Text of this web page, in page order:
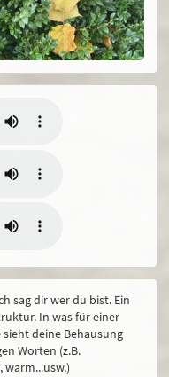
sag dir wer du bist. Ein
In was für einer
deine Behausung
Worten (z.B.